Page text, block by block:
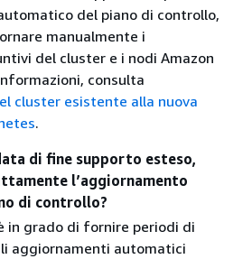
del piano di controllo,
manualmente i
del cluster e i nodi Amazon
consulta
cluster esistente alla nuova
.
di fine supporto esteso,
l’aggiornamento
di controllo?
in grado di fornire periodi di
aggiornamenti automatici